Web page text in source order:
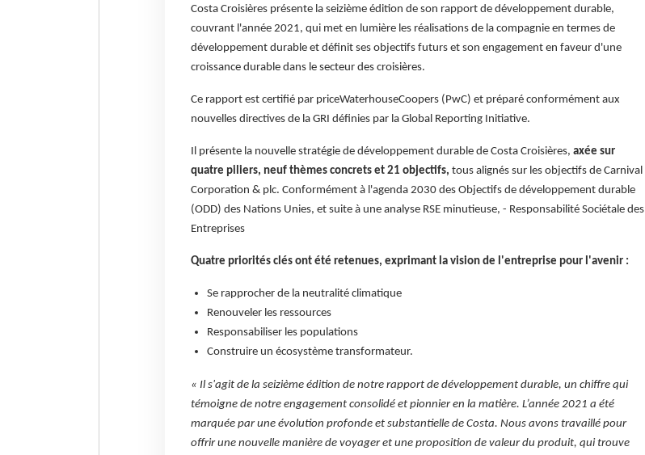
Costa Croisières présente la seizième édition de son rapport de développement durable,
couvrant l'année 2021, qui met en lumière les réalisations de la compagnie en termes de
développement durable et définit ses objectifs futurs et son engagement en faveur d'une
croissance durable dans le secteur des croisières.
Ce rapport est certifié par priceWaterhouseCoopers (PwC) et préparé conformément aux
nouvelles directives de la GRI définies par la Global Reporting Initiative.
Il présente la nouvelle stratégie de développement durable de Costa Croisières, axée sur
quatre piliers, neuf thèmes concrets et 21 objectifs, tous alignés sur les objectifs de Carnival
Corporation & plc. Conformément à l'agenda 2030 des Objectifs de développement durable
(ODD) des Nations Unies, et suite à une analyse RSE minutieuse, - Responsabilité Sociétale des
Entreprises
Quatre priorités clés ont été retenues, exprimant la vision de l'entreprise pour l'avenir :
Se rapprocher de la neutralité climatique
Renouveler les ressources
Responsabiliser les populations
Construire un écosystème transformateur.
« Il s'agit de la seizième édition de notre rapport de développement durable, un chiffre qui
témoigne de notre engagement consolidé et pionnier en la matière. L’année 2021 a été
marquée par une évolution profonde et substantielle de Costa. Nous avons travaillé pour
offrir une nouvelle manière de voyager et une proposition de valeur du produit, qui trouve